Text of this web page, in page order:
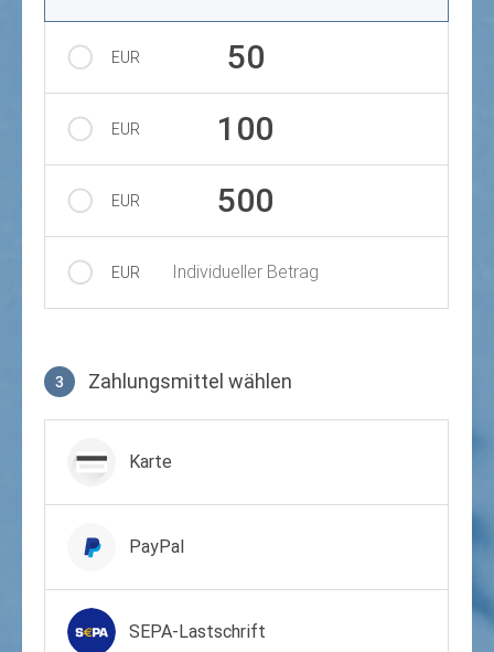
EUR 50
EUR 100
EUR 500
EUR Individueller Betrag
3 Zahlungsmittel wählen
Karte
PayPal
SEPA-Lastschrift